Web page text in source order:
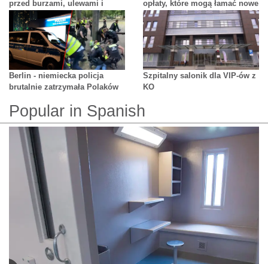
przed burzami, ulewami i
silnym wiatrem w regionie GTA
opłaty, które mogą łamać nowe
przepisy
Berlin - niemiecka policja
brutalnie zatrzymała Polaków
Szpitalny salonik dla VIP-ów z
KO
Popular in Spanish